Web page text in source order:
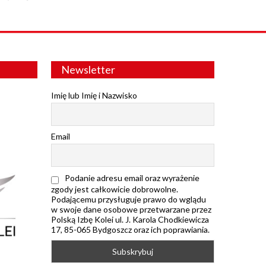
Newsletter
Imię lub Imię i Nazwisko
Email
Podanie adresu email oraz wyrażenie
zgody jest całkowicie dobrowolne.
Podającemu przysługuje prawo do wglądu
w swoje dane osobowe przetwarzane przez
Polską Izbę Kolei ul. J. Karola Chodkiewicza
17, 85-065 Bydgoszcz oraz ich poprawiania.